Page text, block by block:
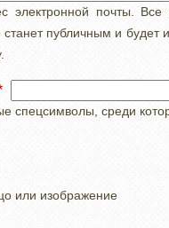
электронной почты.
публичным и будет
спецсимволы, среди
или изображение